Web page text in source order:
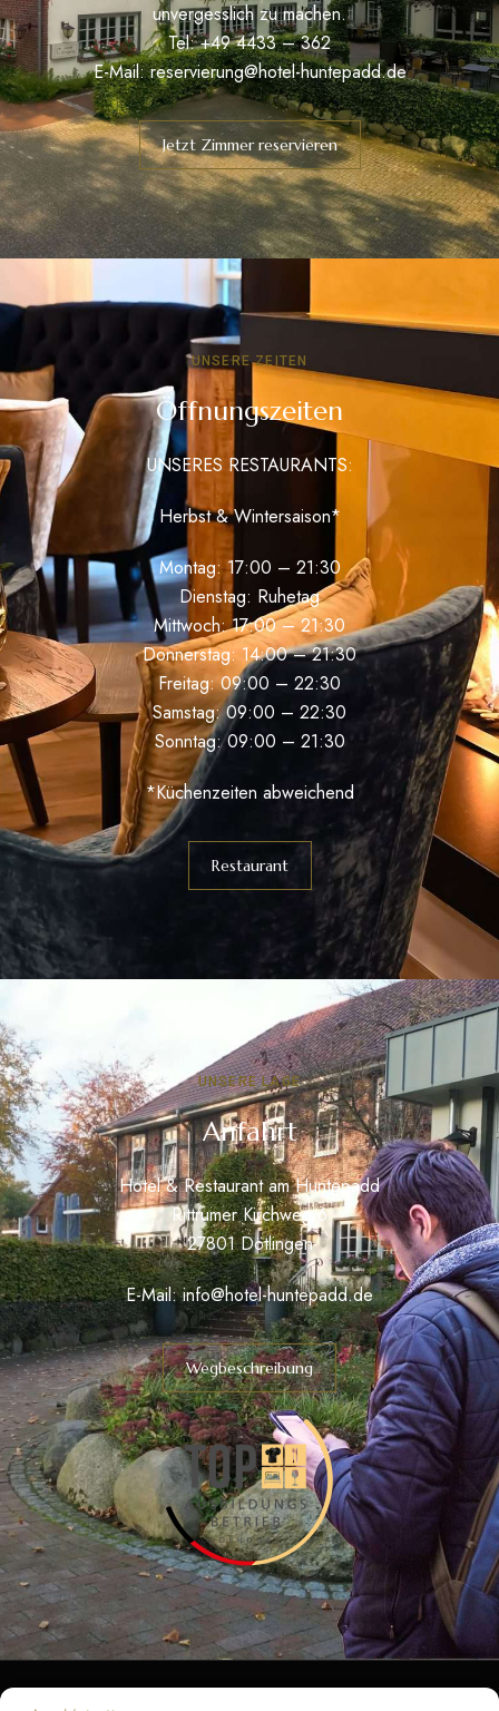
unvergesslich zu machen.
Tel: +49 4433 – 362
E-Mail:reservierung@hotel-huntepadd.de
Jetzt Zimmer reservieren
UNSERE ZEITEN
Öffnungszeiten
UNSERES RESTAURANTS:
Herbst & Wintersaison*
Montag: 17:00 – 21:30
Dienstag: Ruhetag
Mittwoch: 17:00 – 21:30
Donnerstag: 14:00 – 21:30
Freitag: 09:00 – 22:30
Samstag: 09:00 – 22:30
Sonntag: 09:00 – 21:30
*Küchenzeiten abweichend
Restaurant
UNSERE LAGE
Anfahrt
Hotel & Restaurant am Huntepadd
Rittrumer Kirchweg 6
27801 Dötlingen
E-Mail:info@hotel-huntepadd.de
Wegbeschreibung